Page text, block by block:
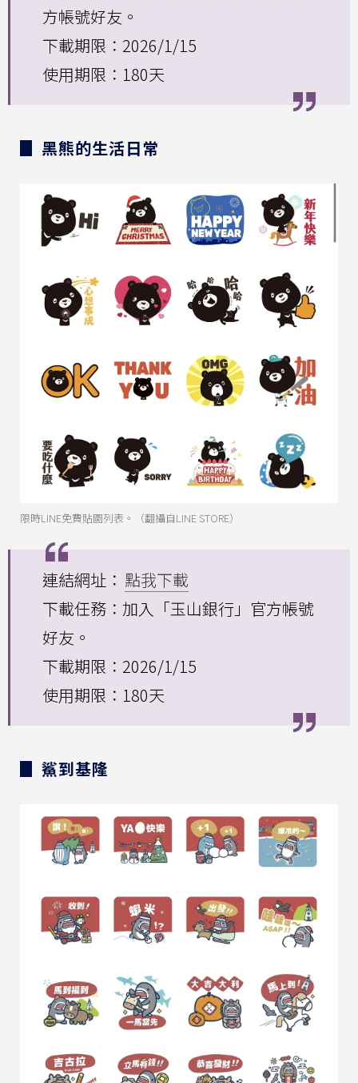
方帳號好友。
下載期限：2026/1/15
使用期限：180天
▊ 黑熊的生活日常
限時LINE免費貼圖列表。（翻攝自LINE STORE）
連結網址： 點我下載
下載任務：加入「玉山銀行」官方帳號
好友。
下載期限：2026/1/15
使用期限：180天
▊ 鯊到基隆